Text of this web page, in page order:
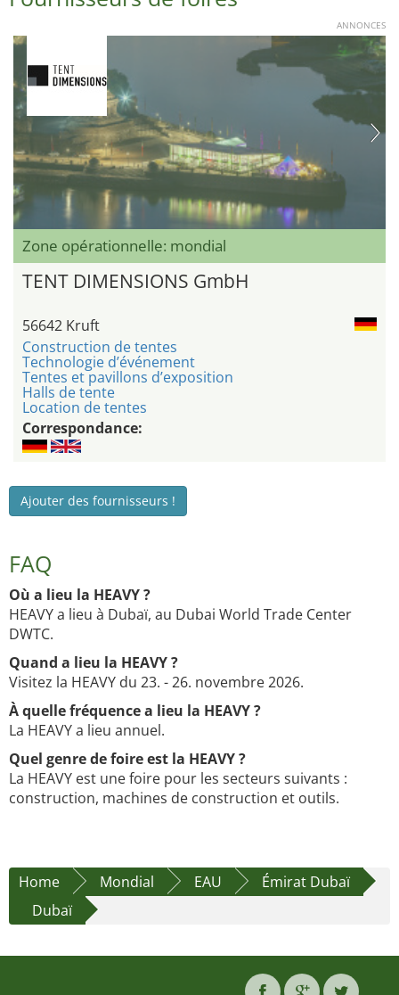
ANNONCES
Zone opérationnelle: mondial
TENT DIMENSIONS GmbH
56642 Kruft
Construction de tentes
Technologie d’événement
Tentes et pavillons d’exposition
Halls de tente
Location de tentes
Correspondance:
Ajouter des fournisseurs !
FAQ
Où a lieu la HEAVY ?
HEAVY a lieu à Dubaï, au Dubai World Trade Center
DWTC.
Quand a lieu la HEAVY ?
Visitez la HEAVY du 23. - 26. novembre 2026.
À quelle fréquence a lieu la HEAVY ?
La HEAVY a lieu annuel.
Quel genre de foire est la HEAVY ?
La HEAVY est une foire pour les secteurs suivants :
construction, machines de construction et outils.
Home Mondial EAU
Émirat Dubaï
Dubaï